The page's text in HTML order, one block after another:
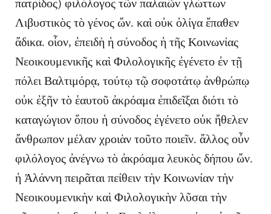
πατρίδος) φιλόλογος τῶν παλαιῶν γλώττων
Λιβυστικὸς τὸ γένος ὤν. καὶ οὐκ ὀλίγα ἔπαθεν
ἄδικα. οἷον, ἐπειδὴ ἡ σύνοδος ἡ τῆς Κοινωνίας
Νεοικουμενικῆς καὶ Φιλολογικῆς ἐγένετο ἐν τῇ
πόλει Βαλτιμόρᾳ, τούτῳ τῷ σοφοτάτῳ ἀνθρώπῳ
οὐκ ἐξῆν τὸ ἑαυτοῦ ἀκρόαμα ἐπιδεῖξαι διότι τὸ
καταγώγιον ὅπου ἡ σύνοδος ἐγένετο οὐκ ἤθελεν
ἄνθρωπον μέλαν χροιὰν τοῦτο ποιεῖν. ἄλλος οὖν
φιλόλογος ἀνέγνω τὸ ἀκρόαμα λευκὸς δήπου ὤν.
ἡ Ἀλάννη πειρᾶται πείθειν τὴν Κοινωνίαν τὴν
Νεοικουμενικὴν καὶ Φιλολογικὴν λῦσαι τὴν